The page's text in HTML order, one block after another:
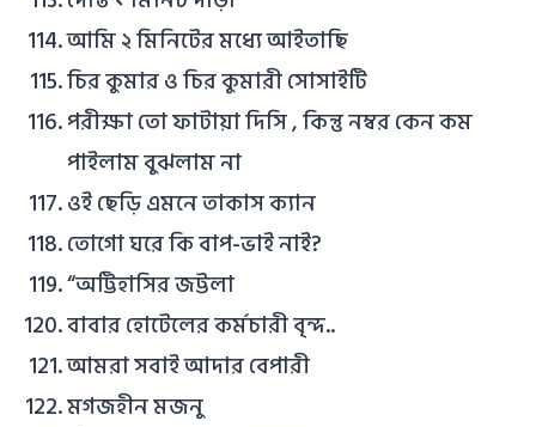
আমি ২ মিনিটের মধ্যে আইতাছি
চির কুমার ও চির কুমারী সোসাইটি
পরীক্ষা তো ফাটায়া দিসি , কিন্তু নম্বর কেন কম
পাইলাম বুঝলাম না
ওই ছেড়ি এমনে তাকাস ক্যান
তোগো ঘরে কি বাপ-ভাই নাই?
“অট্টিহাসির জট্টলা
বাবার হোটেলের কর্মচারী বৃন্দ..
আমরা সবাই আদার বেপারী
মগজহীন মজনু